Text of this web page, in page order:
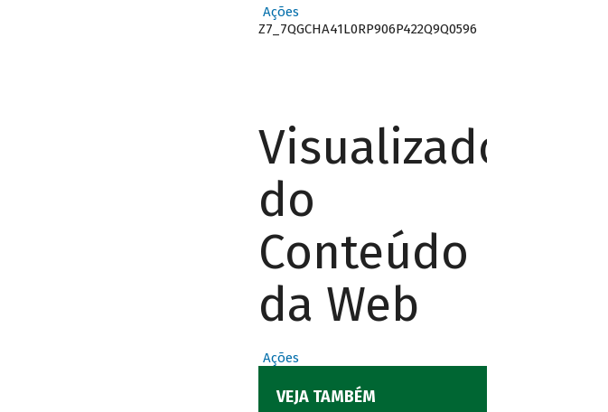
Ações
Z7_7QGCHA41L0RP906P422Q9Q0596
Visualizador
do
Conteúdo
da Web
Ações
VEJA TAMBÉM